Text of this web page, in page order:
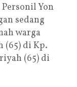
Yon
sedang
warga
(65) di Kp.
(65) di